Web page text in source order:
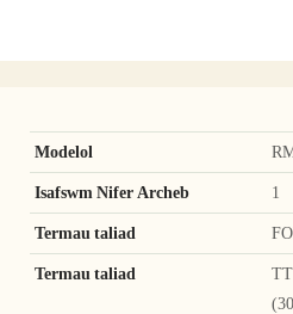
Modelol
Isafswm Nifer Archeb 1
Termau taliad
Termau taliad